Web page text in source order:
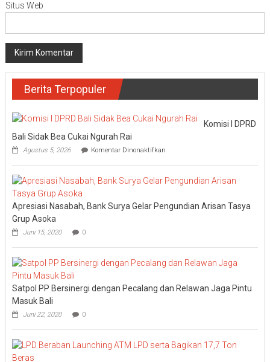
Situs Web
Berita Terpopuler
Komisi I DPRD
Bali Sidak Bea Cukai Ngurah Rai
Agustus 5, 2026 Komentar Dinonaktifkanpada
I
DPRD
Bali
Bea
Apresiasi Nasabah, Bank Surya Gelar Pengundian Arisan Tasya
Grup Asoka
Juni 15, 2020 0
Satpol PP Bersinergi dengan Pecalang dan Relawan Jaga Pintu
Masuk Bali
Juni 22, 2020 0